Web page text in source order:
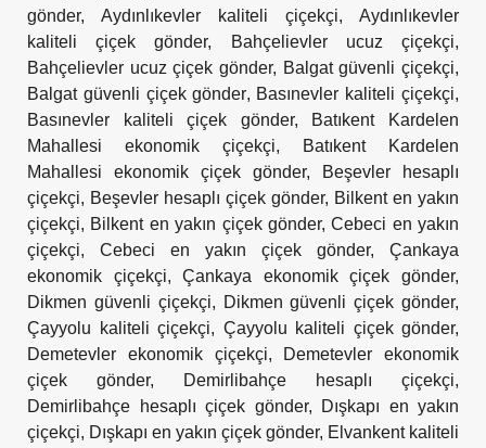
gönder, Aydınlıkevler kaliteli çiçekçi, Aydınlıkevler
kaliteli çiçek gönder, Bahçelievler ucuz çiçekçi,
Bahçelievler ucuz çiçek gönder, Balgat güvenli çiçekçi,
Balgat güvenli çiçek gönder, Basınevler kaliteli çiçekçi,
Basınevler kaliteli çiçek gönder, Batıkent Kardelen
Mahallesi ekonomik çiçekçi,
Batıkent Kardelen
Mahallesi ekonomik çiçek gönder,
Beşevler hesaplı
çiçekçi, Beşevler hesaplı çiçek gönder, Bilkent en yakın
çiçekçi, Bilkent en yakın çiçek gönder,Cebeci en yakın
çiçekçi, Cebeci en yakın çiçek gönder, Çankaya
ekonomik çiçekçi,Çankaya ekonomik çiçek gönder,
Dikmen güvenli çiçekçi, Dikmen güvenli çiçek gönder,
Çayyolu kaliteli çiçekçi, Çayyolu kaliteli çiçek gönder,
Demetevler ekonomik çiçekçi,
Demetevler ekonomik
çiçek gönder, Demirlibahçe hesaplı çiçekçi,
Demirlibahçe hesaplı çiçek gönder,
Dışkapı en yakın
çiçekçi, Dışkapı en yakın çiçek gönder, Elvankent kaliteli